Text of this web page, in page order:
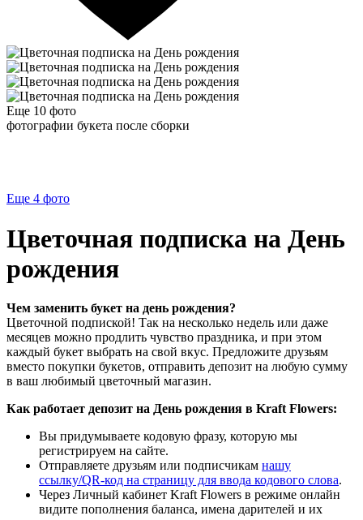
Еще 10 фото
фотографии букета после сборки
Еще 4 фото
Цветочная подписка на День
рождения
Чем заменить букет на день рождения?
Цветочной подпиской! Так на несколько недель или даже
месяцев можно продлить чувство праздника, и при этом
каждый букет выбрать на свой вкус. Предложите друзьям
вместо покупки букетов, отправить депозит на любую сумму
в ваш любимый цветочный магазин.
Как работает депозит на День рождения в Kraft Flowers:
Вы придумываете кодовую фразу, которую мы
регистрируем на сайте.
Отправляете друзьям или подписчикам нашу
ссылку/QR-код на страницу для ввода кодового слова.
Через Личный кабинет Kraft Flowers в режиме онлайн
видите пополнения баланса, имена дарителей и их